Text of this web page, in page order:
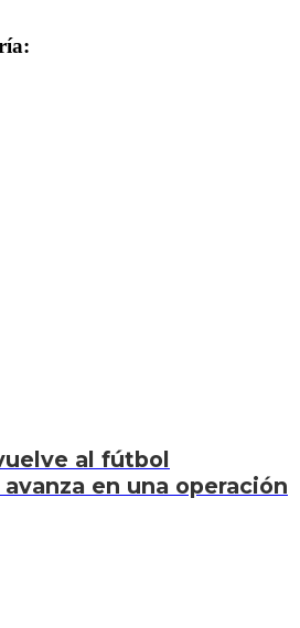
al fútbol
en una operación